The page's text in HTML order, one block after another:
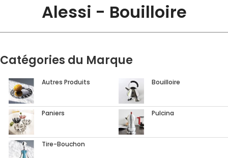
Alessi - Bouilloire
Catégories du Marque
Autres Produits Bouilloire
Paniers Pulcina
Tire-Bouchon